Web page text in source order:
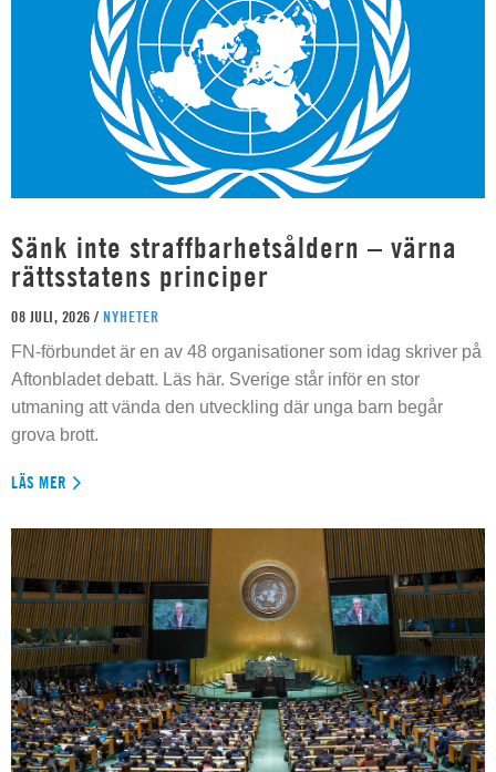
Sänk inte straffbarhetsåldern – värna
rättsstatens principer
08 JULI, 2026 / NYHETER
FN-förbundet är en av 48 organisationer som idag skriver på
Aftonbladet debatt. Läs här. Sverige står inför en stor
utmaning att vända den utveckling där unga barn begår
grova brott.
LÄS MER